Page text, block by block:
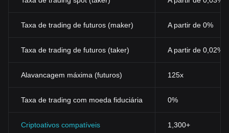
Taxa de trading de futuros (maker) A partir de 0%
Taxa de trading de futuros (taker) A partir de 0,02%
Alavancagem máxima (futuros) 125x
Taxa de trading com moeda fiduciária 0%
Criptoativos compatíveis 1,300+